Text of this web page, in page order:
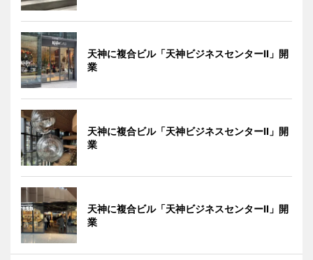
天神に複合ビル「天神ビジネスセンターII」開
業
天神に複合ビル「天神ビジネスセンターII」開
業
天神に複合ビル「天神ビジネスセンターII」開
業